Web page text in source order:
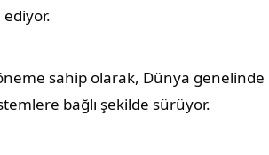
sahip olarak, Dünya genelinde
bağlı şekilde sürüyor.